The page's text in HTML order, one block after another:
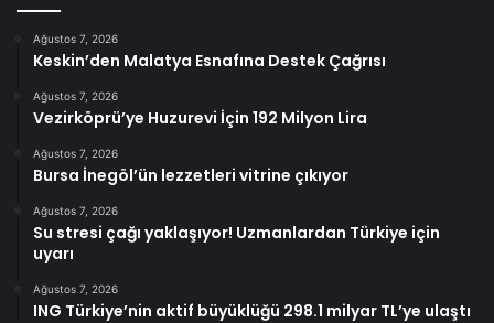
Ağustos 7, 2026
Keskin’den Malatya Esnafına Destek Çağrısı
Ağustos 7, 2026
Vezirköprü’ye Huzurevi İçin 192 Milyon Lira
Ağustos 7, 2026
Bursa İnegöl’ün lezzetleri vitrine çıkıyor
Ağustos 7, 2026
Su stresi çağı yaklaşıyor! Uzmanlardan Türkiye için
uyarı
Ağustos 7, 2026
ING Türkiye’nin aktif büyüklüğü 298.1 milyar TL’ye ulaştı